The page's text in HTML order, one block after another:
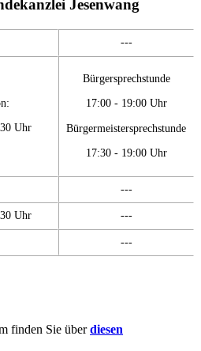
Jesenwang
---
Uhr
Bürgersprechstunde
17:00 - 19:00 Uhr
Bürgermeistersprechstunde
17:30 - 19:00 Uhr
---
Uhr ---
---
finden Sie überdiesen